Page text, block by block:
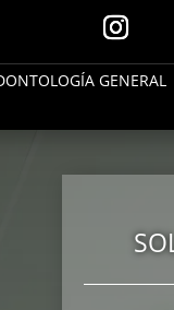
GENERAL